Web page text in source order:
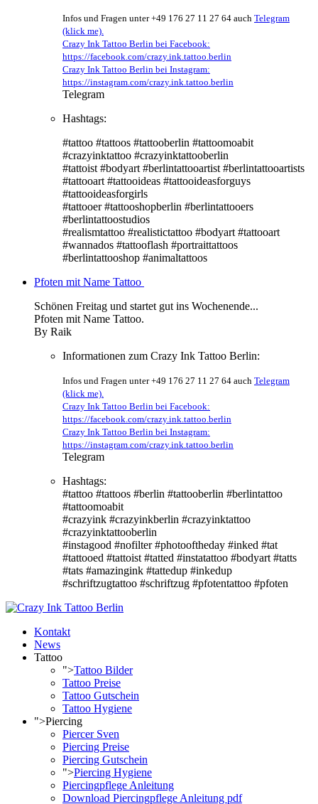
Infos und Fragen unter +49 176 27 11 27 64 auch Telegram
(klick me).
Crazy Ink Tattoo Berlin bei Facebook:
https://facebook.com/crazy.ink.tattoo.berlin
Crazy Ink Tattoo Berlin bei Instagram:
https://instagram.com/crazy.ink.tattoo.berlin
Telegram
Hashtags:
#tattoo #tattoos #tattooberlin #tattoomoabit
#crazyinktattoo #crazyinktattooberlin
#tattoist #bodyart #berlintattooartist #berlintattooartists
#tattooart #tattooideas #tattooideasforguys
#tattooideasforgirls
#tattooer #tattooshopberlin #berlintattooers
#berlintattoostudios
#realismtattoo #realistictattoo #bodyart #tattooart
#wannados #tattooflash #portraittattoos
#berlintattooshop #animaltattoos
Pfoten mit Name Tattoo
Schönen Freitag und startet gut ins Wochenende...
Pfoten mit Name Tattoo.
By Raik
Informationen zum Crazy Ink Tattoo Berlin:
Infos und Fragen unter +49 176 27 11 27 64 auch Telegram
(klick me).
Crazy Ink Tattoo Berlin bei Facebook:
https://facebook.com/crazy.ink.tattoo.berlin
Crazy Ink Tattoo Berlin bei Instagram:
https://instagram.com/crazy.ink.tattoo.berlin
Telegram
Hashtags:
#tattoo #tattoos #berlin #tattooberlin #berlintattoo
#tattoomoabit
#crazyink #crazyinkberlin #crazyinktattoo
#crazyinktattooberlin
#instagood #nofilter #photooftheday #inked #tat
#tattooed #tattoist #tatted #instatattoo #bodyart #tatts
#tats #amazingink #tattedup #inkedup
#schriftzugtattoo #schriftzug #pfotentattoo #pfoten
Kontakt
News
Tattoo
">Tattoo Bilder
Tattoo Preise
Tattoo Gutschein
Tattoo Hygiene
">Piercing
Piercer Sven
Piercing Preise
Piercing Gutschein
">Piercing Hygiene
Piercingpflege Anleitung
Download Piercingpflege Anleitung pdf